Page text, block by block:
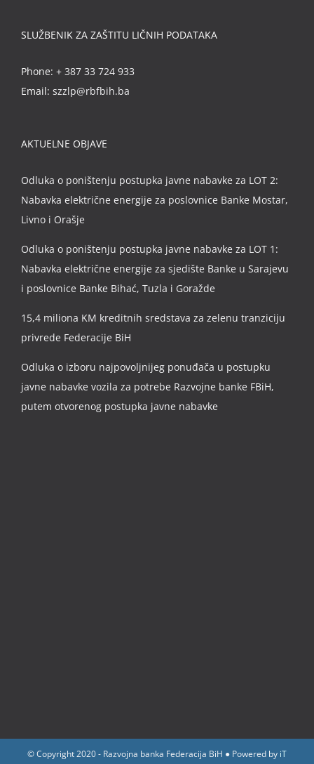
SLUŽBENIK ZA ZAŠTITU LIČNIH PODATAKA
Phone: + 387 33 724 933
Email: szzlp@rbfbih.ba
AKTUELNE OBJAVE
Odluka o poništenju postupka javne nabavke za LOT 2:
Nabavka električne energije za poslovnice Banke Mostar,
Livno i Orašje
Odluka o poništenju postupka javne nabavke za LOT 1:
Nabavka električne energije za sjedište Banke u Sarajevu
i poslovnice Banke Bihać, Tuzla i Goražde
15,4 miliona KM kreditnih sredstava za zelenu tranziciju
privrede Federacije BiH
Odluka o izboru najpovoljnijeg ponuđača u postupku
javne nabavke vozila za potrebe Razvojne banke FBiH,
putem otvorenog postupka javne nabavke
© Copyright 2020 - Razvojna banka Federacija BiH ● Powered by iT